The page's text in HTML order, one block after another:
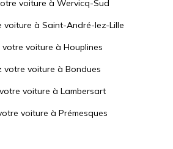
voiture à Wervicq-Sud
voiture à Saint-André-lez-Lille
votre voiture à Houplines
votre voiture à Bondues
voiture à Lambersart
voiture à Prémesques